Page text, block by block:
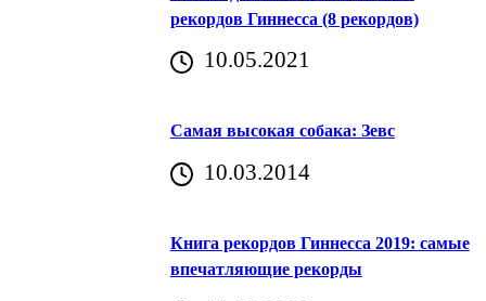
рекордов Гиннесса (8 рекордов)
10.05.2021
Самая высокая собака: Зевс
10.03.2014
Книга рекордов Гиннесса 2019: самые
впечатляющие рекорды